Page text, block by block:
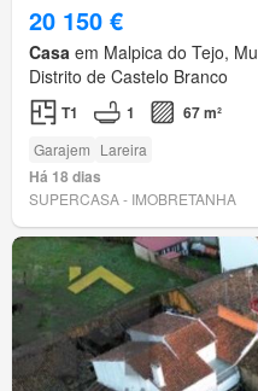
20 150 €
Casa em Malpica do Tejo,
Distrito de Castelo Branco
T1 1 67 m²
Garajem Lareira
Há 18 dias
SUPERCASA - IMOBRETANHA